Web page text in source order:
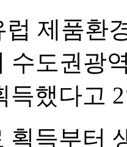
제품환
수도권광
득했다고
획득부터